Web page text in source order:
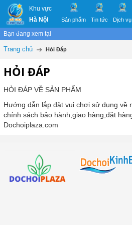
Khu vực
Hà Nội
Sản phẩm Tin tức Dịch vụ
Bạn đang xem tại
Trang chủ Hỏi Đáp
HỎI ĐÁP
HỎI ĐÁP VỀ SẢN PHẨM
Hướng dẫn lắp đặt vui chơi sử dụng về
chính sách bảo hành,giao hàng,đặt
Dochoiplaza.com